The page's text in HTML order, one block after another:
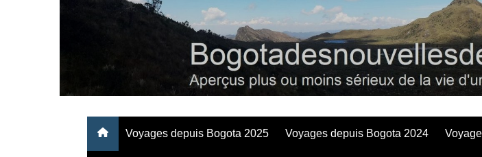
Regards personnels sur la vie d’expatrié à Bogota
Voyages depuis Bogota 2025 Voyages depuis Bogota 2024